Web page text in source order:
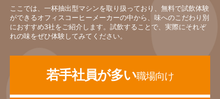
ここでは、一杯抽出型マシンを取り扱っており、無料で試飲体験
ができるオフィスコーヒーメーカーの中から、味へのこだわり別
におすすめ3社をご紹介します。試飲することで、実際にそれぞ
れの味をぜひ体験してみてください。
若手社員が多い職場向け